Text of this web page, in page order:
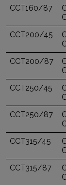
CCT160/87
CCT200/45
CCT200/87
CCT250/45
CCT250/87
CCT315/45
CCT315/87